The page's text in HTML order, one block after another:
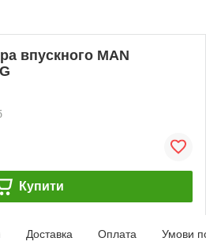
впускного MAN
Купити
Доставка Оплата Умови